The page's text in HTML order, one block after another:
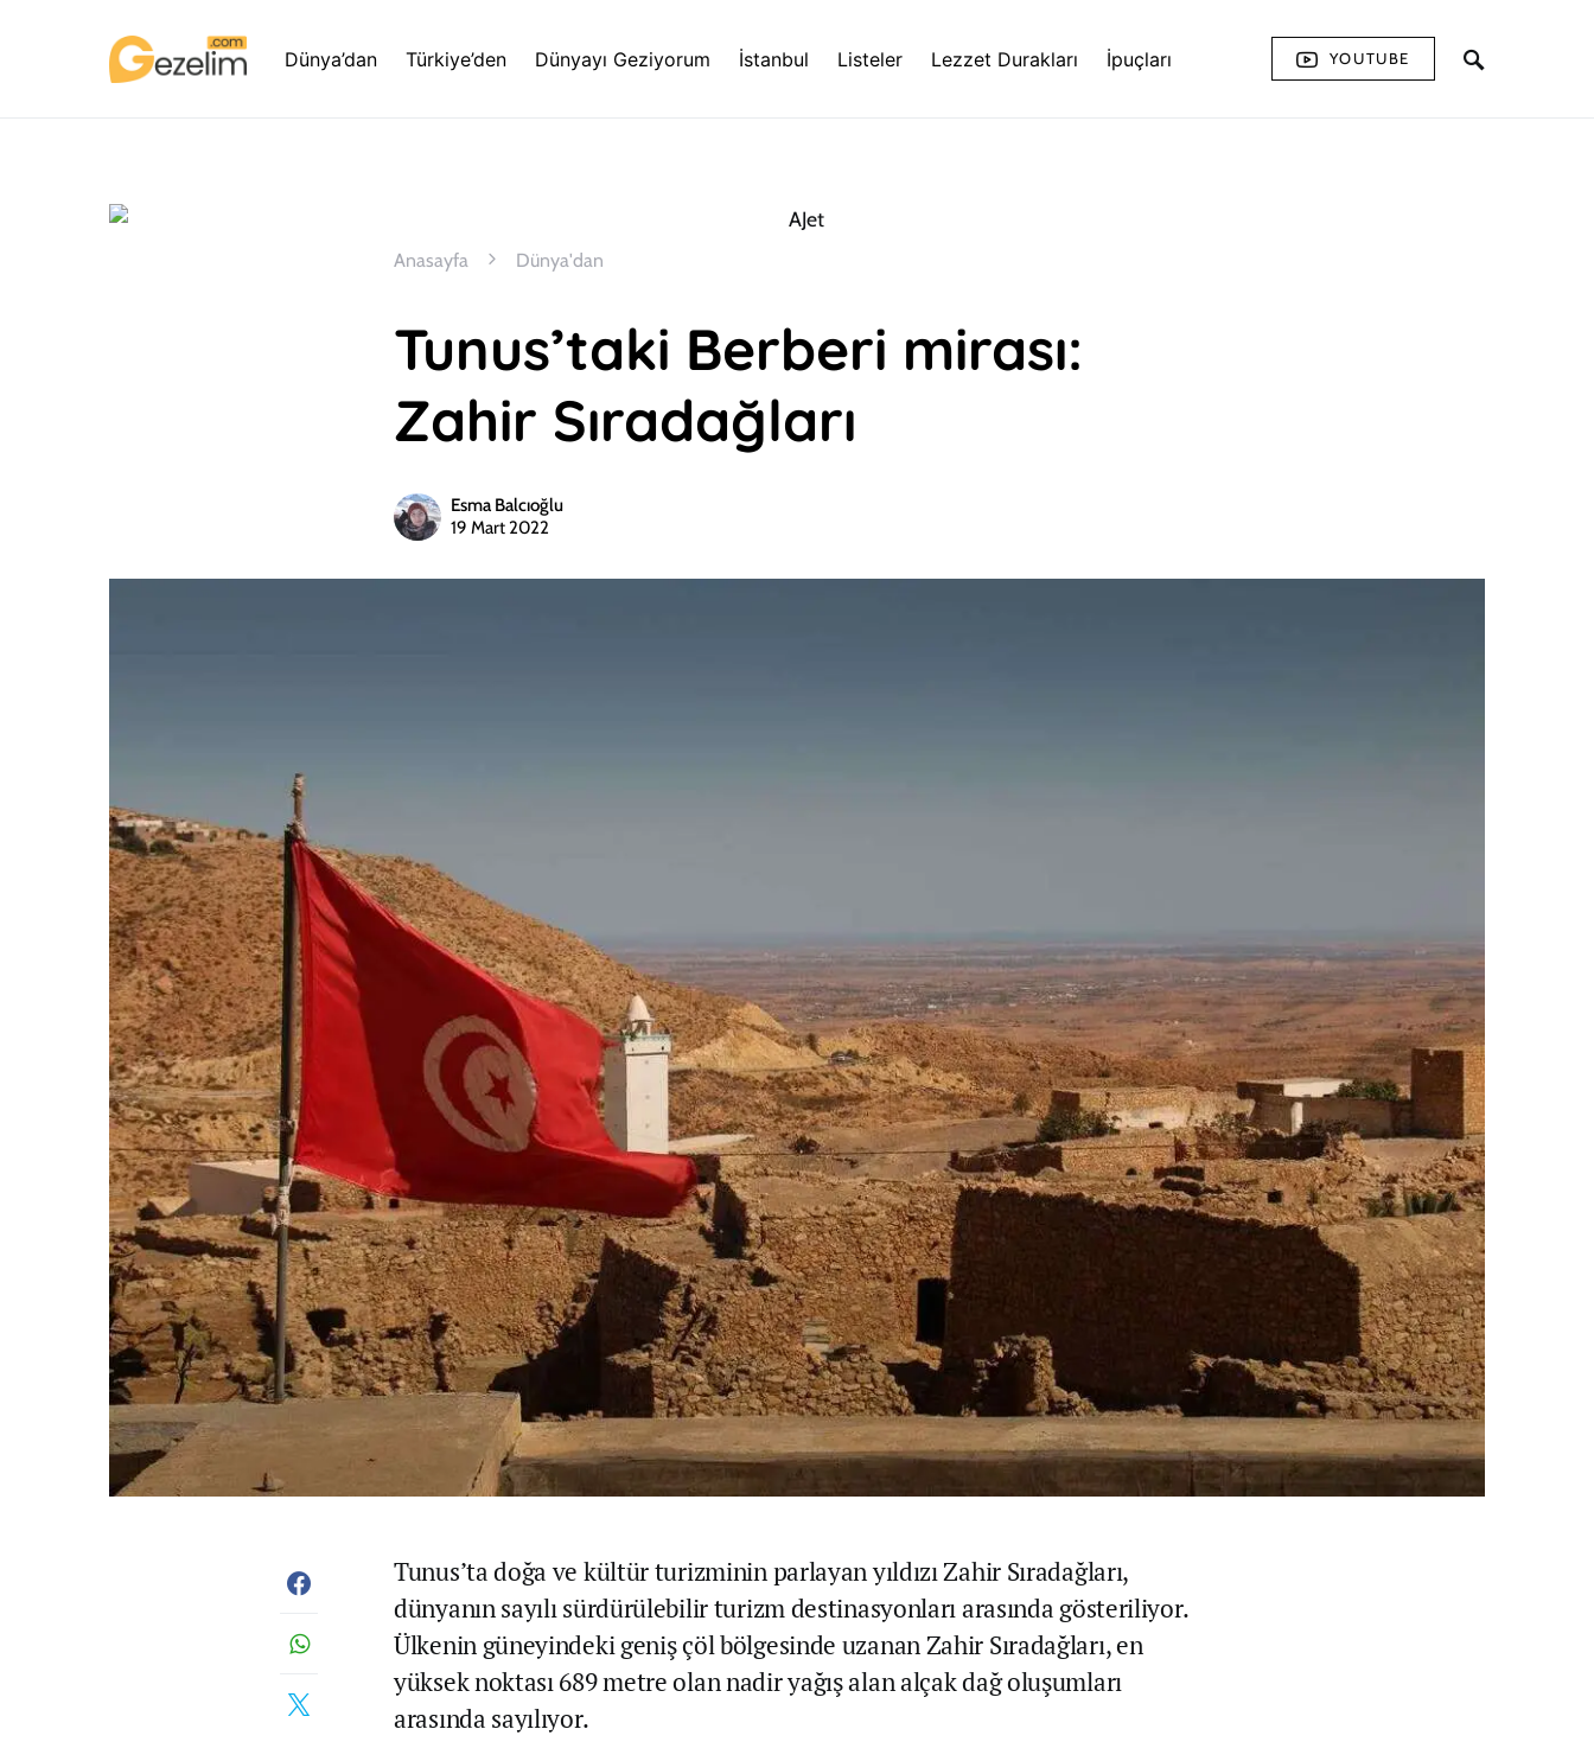
Dünya’dan Türkiye’den Dünyayı Geziyorum İstanbul Listeler Lezzet Durakları İpuçları YOUTUBE
Anasayfa Dünya'dan
Tunus’taki Berberi mirası:
Zahir Sıradağları
Esma Balcıoğlu
19 Mart 2022
Tunus’ta doğa ve kültür turizminin parlayan yıldızı Zahir Sıradağları,
dünyanın sayılı sürdürülebilir turizm destinasyonları arasında gösteriliyor.
Ülkenin güneyindeki geniş çöl bölgesinde uzanan Zahir Sıradağları, en
yüksek noktası 689 metre olan nadir yağış alan alçak dağ oluşumları
arasında sayılıyor.